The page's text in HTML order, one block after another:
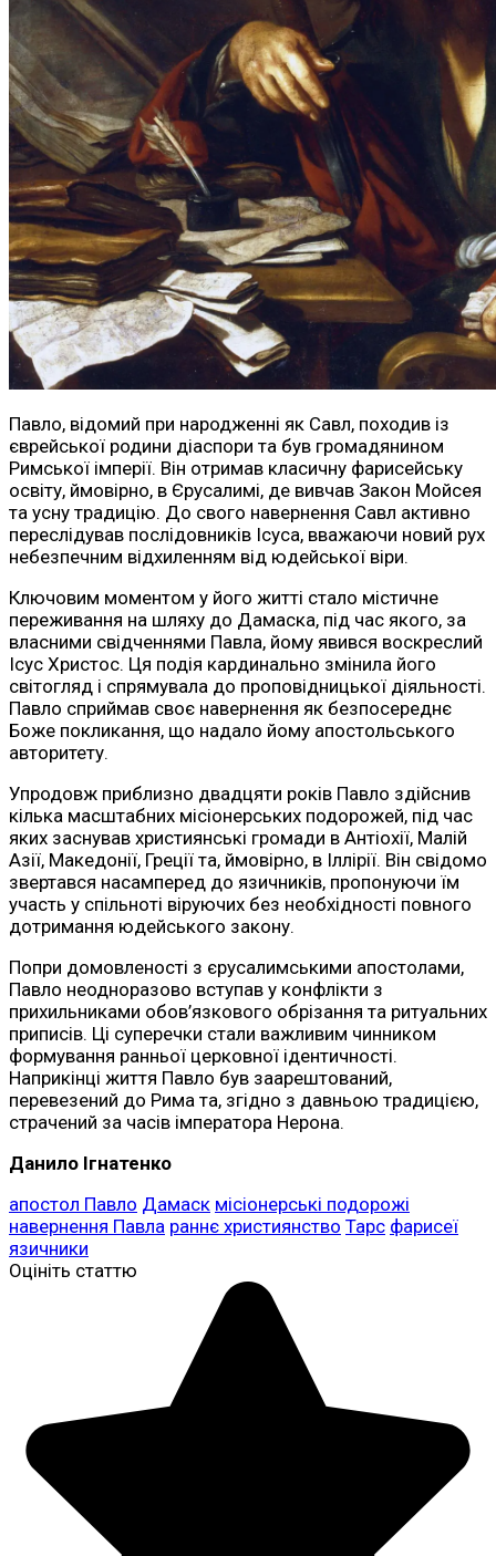
Павло, відомий при народженні як Савл, походив із
єврейської родини діаспори та був громадянином
Римської імперії. Він отримав класичну фарисейську
освіту, ймовірно, в Єрусалимі, де вивчав Закон Мойсея
та усну традицію. До свого навернення Савл активно
переслідував послідовників Ісуса, вважаючи новий рух
небезпечним відхиленням від юдейської віри.
Ключовим моментом у його житті стало містичне
переживання на шляху до Дамаска, під час якого, за
власними свідченнями Павла, йому явився воскреслий
Ісус Христос. Ця подія кардинально змінила його
світогляд і спрямувала до проповідницької діяльності.
Павло сприймав своє навернення як безпосереднє
Боже покликання, що надало йому апостольського
авторитету.
Упродовж приблизно двадцяти років Павло здійснив
кілька масштабних місіонерських подорожей, під час
яких заснував християнські громади в Антіохії, Малій
Азії, Македонії, Греції та, ймовірно, в Іллірії. Він свідомо
звертався насамперед до язичників, пропонуючи їм
участь у спільноті віруючих без необхідності повного
дотримання юдейського закону.
Попри домовленості з єрусалимськими апостолами,
Павло неодноразово вступав у конфлікти з
прихильниками обов’язкового обрізання та ритуальних
приписів. Ці суперечки стали важливим чинником
формування ранньої церковної ідентичності.
Наприкінці життя Павло був заарештований,
перевезений до Рима та, згідно з давньою традицією,
страчений за часів імператора Нерона.
Данило Ігнатенко
апостол Павло Дамаск місіонерські подорожі
навернення Павла раннє християнство Тарс фарисеї
язичники
Оцініть статтю